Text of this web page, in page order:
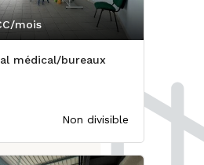
médical/bureaux
Non divisible
mois